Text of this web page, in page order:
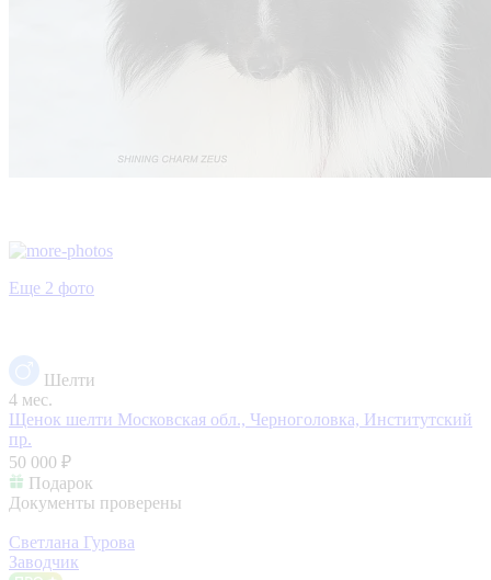
Еще 2 фото
Шелти
4 мес.
Щенок шелти Московская обл., Черноголовка, Институтский
пр.
50 000 ₽
Подарок
Документы проверены
Светлана Гурова
Заводчик